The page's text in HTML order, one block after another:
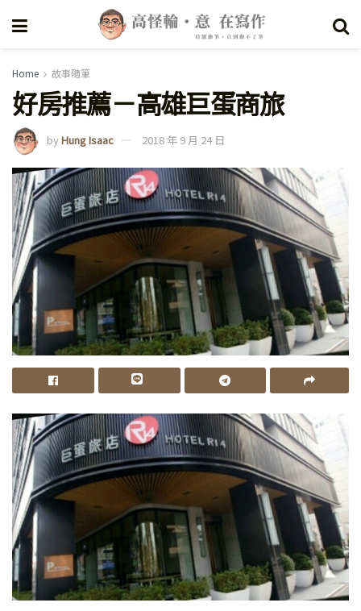
Home 故事隨筆
好房推薦－高雄巨蛋商旅
byHung Isaac 2018 年 9 月 24 日